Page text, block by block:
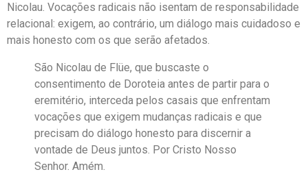
Nicolau. Vocações radicais não isentam de responsabilidade
relacional: exigem, ao contrário, um diálogo mais cuidadoso e
mais honesto com os que serão afetados.
São Nicolau de Flüe, que buscaste o
consentimento de Doroteia antes de partir para o
eremitério, interceda pelos casais que enfrentam
vocações que exigem mudanças radicais e que
precisam do diálogo honesto para discernir a
vontade de Deus juntos. Por Cristo Nosso
Senhor. Amém.